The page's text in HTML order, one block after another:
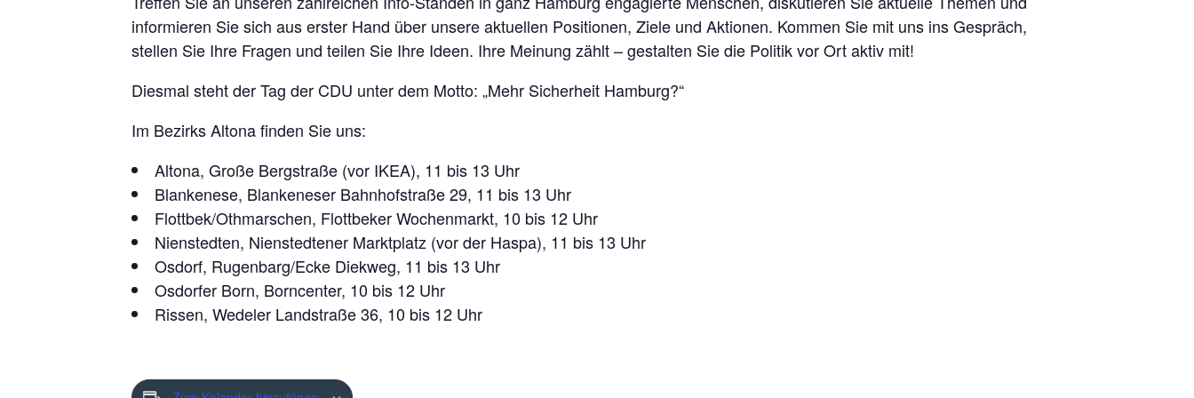
informieren Sie sich aus erster Hand über unsere aktuellen Positionen, Ziele und Aktionen. Kommen Sie mit uns ins Gespräch,
stellen Sie Ihre Fragen und teilen Sie Ihre Ideen. Ihre Meinung zählt – gestalten Sie die Politik vor Ort aktiv mit!
Diesmal steht der Tag der CDU unter dem Motto: „Mehr Sicherheit Hamburg?“
Im Bezirks Altona finden Sie uns:
Altona, Große Bergstraße (vor IKEA), 11 bis 13 Uhr
Blankenese, Blankeneser Bahnhofstraße 29, 11 bis 13 Uhr
Flottbek/Othmarschen, Flottbeker Wochenmarkt, 10 bis 12 Uhr
Nienstedten, Nienstedtener Marktplatz (vor der Haspa), 11 bis 13 Uhr
Osdorf, Rugenbarg/Ecke Diekweg, 11 bis 13 Uhr
Osdorfer Born, Borncenter, 10 bis 12 Uhr
Rissen, Wedeler Landstraße 36, 10 bis 12 Uhr